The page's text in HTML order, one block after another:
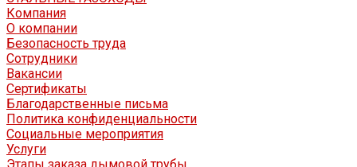
Компания
О компании
Безопасность труда
Сотрудники
Вакансии
Сертификаты
Благодарственные письма
Политика конфиденциальности
Социальные мероприятия
Услуги